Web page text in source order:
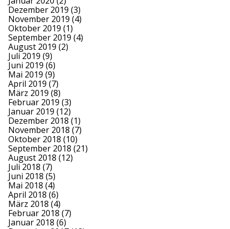
Dezember 2019 (3)
November 2019 (4)
Oktober 2019 (1)
September 2019 (4)
August 2019 (2)
Juli 2019 (9)
Juni 2019 (6)
Mai 2019 (9)
April 2019 (7)
März 2019 (8)
Februar 2019 (3)
Januar 2019 (12)
Dezember 2018 (1)
November 2018 (7)
Oktober 2018 (10)
September 2018 (21)
August 2018 (12)
Juli 2018 (7)
Juni 2018 (5)
Mai 2018 (4)
April 2018 (6)
März 2018 (4)
Februar 2018 (7)
Januar 2018 (6)